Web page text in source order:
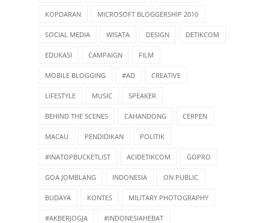
KOPDARAN MICROSOFT BLOGGERSHIP 2010
SOCIAL MEDIA WISATA DESIGN DETIKCOM
EDUKASI CAMPAIGN FILM
MOBILE BLOGGING #AD CREATIVE
LIFESTYLE MUSIC SPEAKER
BEHIND THE SCENES CAHANDONG CERPEN
MACAU PENDIDIKAN POLITIK
#INATOPBUCKETLIST ACIDETIKCOM GOPRO
GOA JOMBLANG INDONESIA ON PUBLIC
BUDAYA KONTES MILITARY PHOTOGRAPHY
#AKBERJOGJA #INDONESIAHEBAT